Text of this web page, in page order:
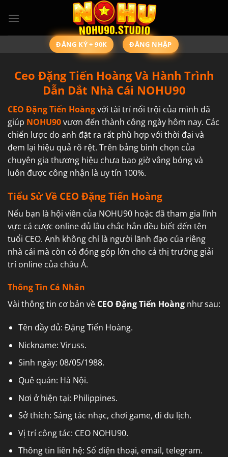
đến
ĐĂNG KÝ + 90K ĐĂNG NHẬP
Ceo Đặng Tiến Hoàng Và Hành Trình
Dẫn Dắt Nhà Cái NOHU90
CEO Đặng Tiến Hoàngvới tài trí nổi trội của mình đã
giúp NOHU90vươn đến thành công ngày hôm nay. Các
chiến lược do anh đặt ra rất phù hợp với thời đại và
đem lại hiệu quả rõ rệt. Trên bảng bình chọn của
chuyên gia thương hiệu chưa bao giờ vắng bóng và
luôn được công nhận là uy tín 100%.
Tiểu Sử Về CEO Đặng Tiến Hoàng
Nếu bạn là hội viên của NOHU90 hoặc đã tham gia lĩnh
vực cá cược online đủ lâu chắc hẳn đều biết đến tên
tuổi CEO. Anh không chỉ là người lãnh đạo của riêng
nhà cái mà còn có đóng góp lớn cho cả thị trường giải
trí online của châu Á.
Thông Tin Cá Nhân
Vài thông tin cơ bản về CEO Đặng Tiến Hoàng như sau:
Tên đầy đủ: Đặng Tiến Hoàng.
Nickname: Viruss.
Sinh ngày: 08/05/1988.
Quê quán: Hà Nội.
Nơi ở hiện tại: Philippines.
Sở thích: Sáng tác nhạc, chơi game, đi du lịch.
Vị trí công tác: CEO NOHU90.
Thông tin liên hệ: Số điện thoại, email, telegram.